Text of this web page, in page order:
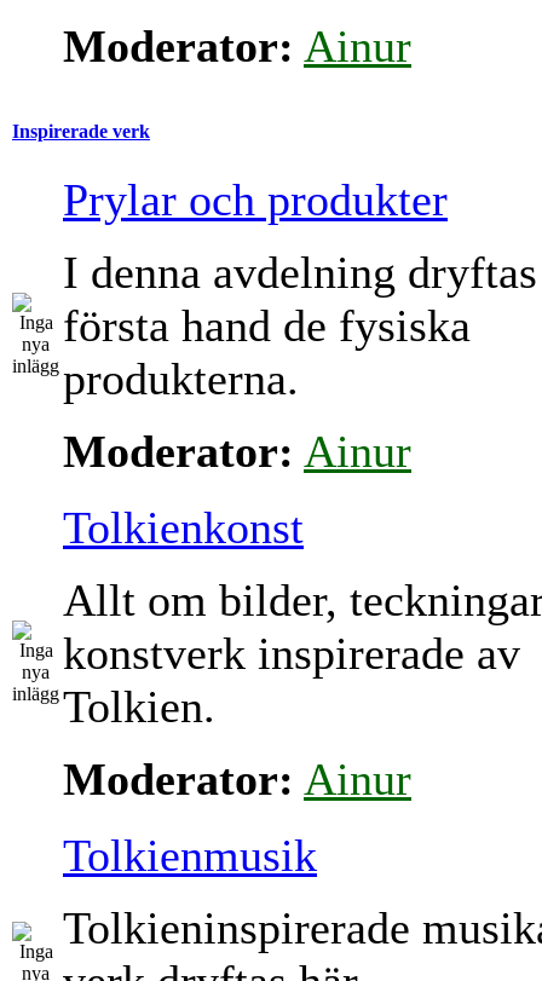
Moderator: Ainur
Inspirerade verk
Prylar och produkter
I denna avdelning
första hand de fysiska
produkterna.
Moderator: Ainur
Tolkienkonst
Allt om bilder,
konstverk inspirerade av
Tolkien.
Moderator: Ainur
Tolkienmusik
Tolkieninspirerade